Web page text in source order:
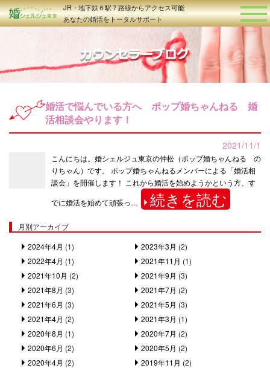
JR・地下鉄６駅７路線からアクセス可能
あなたの婚活をトータルサポート
婚活で悩んでいる方へ ポップ婚ちゃんねる 婚
活相談会やります！
2021/11/1
こんにちは。婚シェルジュ東京の仲松（ポップ婚ちゃんねる の
りちゃん）です。 ポップ婚ちゃんねるメンバーによる「婚活相
談会」を開催します！ これから婚活を始めようかという方、す
でに婚活を始めて頑張っ…
続きを読む
月別アーカイブ
2024年4月 (1) 2023年3月 (2)
2022年4月 (1) 2021年11月 (1)
2021年10月 (2) 2021年9月 (3)
2021年8月 (3) 2021年7月 (2)
2021年6月 (3) 2021年5月 (3)
2021年4月 (2) 2021年3月 (1)
2020年8月 (1) 2020年7月 (2)
2020年6月 (2) 2020年5月 (2)
2020年4月 (2) 2019年11月 (2)